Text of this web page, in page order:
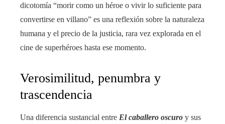
dicotomía “morir como un héroe o vivir lo suficiente para
convertirse en villano” es una reflexión sobre la naturaleza
humana y el precio de la justicia, rara vez explorada en el
cine de superhéroes hasta ese momento.
Verosimilitud, penumbra y
trascendencia
Una diferencia sustancial entre El caballero oscuro y sus